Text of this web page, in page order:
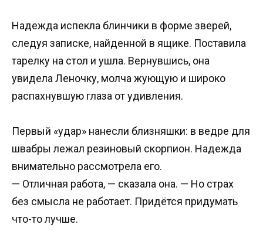
Надежда испекла блинчики в форме зверей,
следуя записке, найденной в ящике. Поставила
тарелку на стол и ушла. Вернувшись, она
увидела Леночку, молча жующую и широко
распахнувшую глаза от удивления.
Первый «удар» нанесли близняшки: в ведре для
швабры лежал резиновый скорпион. Надежда
внимательно рассмотрела его.
— Отличная работа, — сказала она. — Но страх
без смысла не работает. Придётся придумать
что-то лучше.